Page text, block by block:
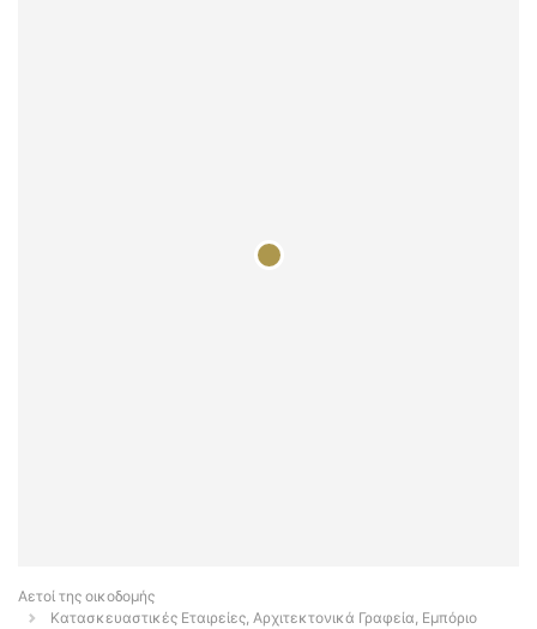
Αετοί της οικοδομής
Κατασκευαστικές Εταιρείες, Αρχιτεκτονικά Γραφεία, Εμπόριο